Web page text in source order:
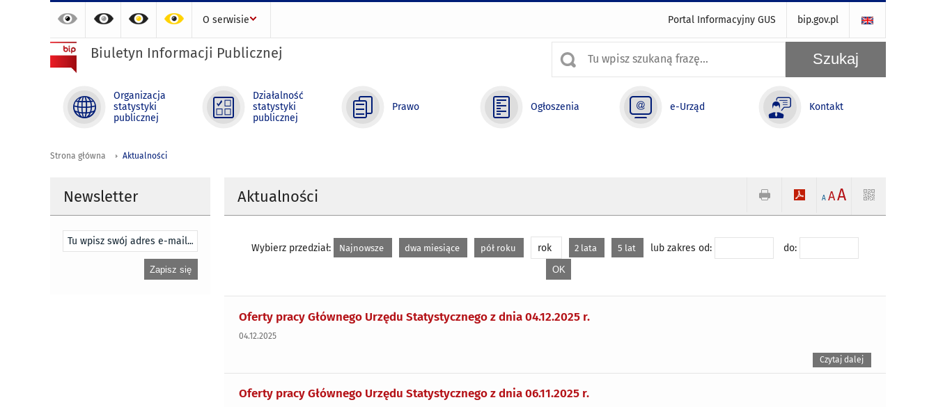
Portal Informacyjny GUS bip.gov.pl
O serwisie
Biuletyn Informacji Publicznej
Organizacja
statystyki
publicznej
Działalność
statystyki
publicznej
Prawo Ogłoszenia e-Urząd Kontakt
Strona główna Aktualności
Aktualności A AA
Wybierz przedział: Najnowsze dwa miesiące pół roku rok 2 lata 5 lat lub zakres od: do:
Oferty pracy Głównego Urzędu Statystycznego z dnia 04.12.2025 r.
04.12.2025
Czytaj dalej
Oferty pracy Głównego Urzędu Statystycznego z dnia 06.11.2025 r.
Newsletter